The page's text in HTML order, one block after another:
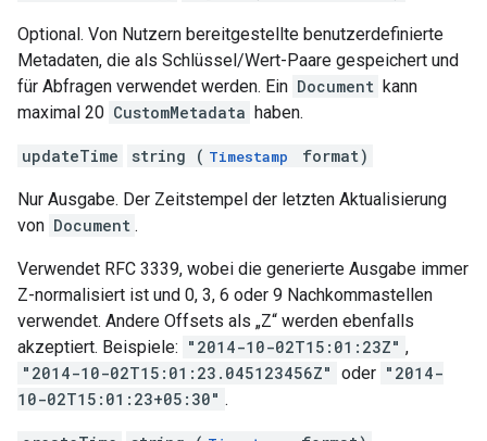
Optional. Von Nutzern bereitgestellte benutzerdefinierte
Metadaten, die als Schlüssel/Wert-Paare gespeichert und
für Abfragen verwendet werden. Ein Document kann
maximal 20 CustomMetadata haben.
updateTime string ( Timestamp format)
Nur Ausgabe. Der Zeitstempel der letzten Aktualisierung
von Document .
Verwendet RFC 3339, wobei die generierte Ausgabe immer
Z-normalisiert ist und 0, 3, 6 oder 9 Nachkommastellen
verwendet. Andere Offsets als „Z“ werden ebenfalls
akzeptiert. Beispiele: "2014-10-02T15:01:23Z" ,
"2014-10-02T15:01:23.045123456Z" oder "2014-
10-02T15:01:23+05:30" .